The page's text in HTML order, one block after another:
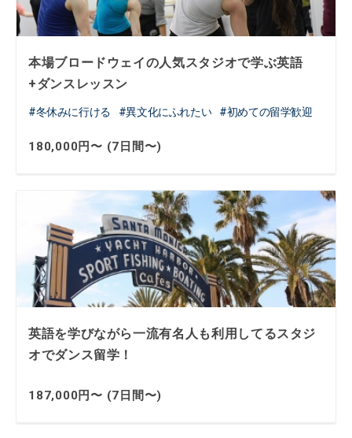
本場ブロードウェイの人気スタジオで学ぶ英語
+ダンスレッスン
冬休みに行ける 異文化にふれたい 初めての留学歓迎
180,000円〜 (7日間〜)
英語を学びながら一流有名人も利用してるスタジ
オでダンス留学！
187,000円〜 (7日間〜)